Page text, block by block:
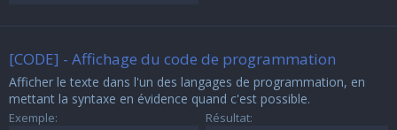
[CODE] - Affichage du code de programmation
Afficher le texte dans l'un des langages de programmation, en
mettant la syntaxe en évidence quand c'est possible.
Exemple: Résultat: